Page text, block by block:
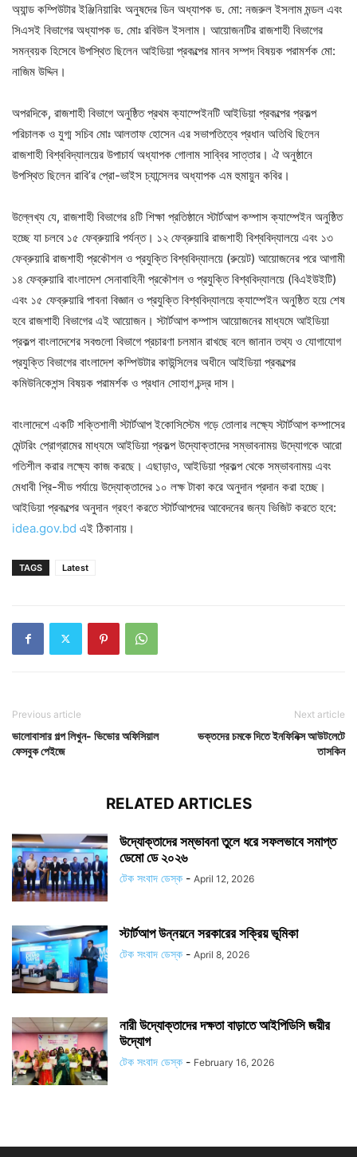
অ্যান্ড কম্পিউটার ইঞ্জিনিয়ারিং অনুষদের ডিন অধ্যাপক ড. মো: নজরুল ইসলাম মন্ডল এবং
সিএসই বিভাগের অধ্যাপক ড. মোঃ রবিউল ইসলাম। আয়োজনটির রাজশাহী বিভাগের
সমন্বয়ক হিসেবে উপস্থিত ছিলেন আইডিয়া প্রকল্পের মানব সম্পদ বিষয়ক পরামর্শক মো:
নাজিম উদ্দিন।
অপরদিকে, রাজশাহী বিভাগে অনুষ্ঠিত প্রথম ক্যাম্পেইনটি আইডিয়া প্রকল্পের প্রকল্প
পরিচালক ও যুগ্ম সচিব মোঃ আলতাফ হোসেন এর সভাপতিত্বে প্রধান অতিথি ছিলেন
রাজশাহী বিশ্ববিদ্যালয়ের উপাচার্য অধ্যাপক গোলাম সাব্বির সাত্তার। ঐ অনুষ্ঠানে
উপস্থিত ছিলেন রাবি’র প্রো-ভাইস চ্যান্সেলর অধ্যাপক এম হুমায়ুন কবির।
উল্লেখ্য যে, রাজশাহী বিভাগের ৪টি শিক্ষা প্রতিষ্ঠানে স্টার্টআপ কম্পাস ক্যাম্পেইন অনুষ্ঠিত
হচ্ছে যা চলবে ১৫ ফেব্রুয়ারি পর্যন্ত। ১২ ফেব্রুয়ারি রাজশাহী বিশ্ববিদ্যালয়ে এবং ১৩
ফেব্রুয়ারি রাজশাহী প্রকৌশল ও প্রযুক্তি বিশ্ববিদ্যালয়ে (রুয়েট) আয়োজনের পরে আগামী
১৪ ফেব্রুয়ারি বাংলাদেশ সেনাবাহিনী প্রকৌশল ও প্রযুক্তি বিশ্ববিদ্যালয়ে (বিএইউইটি)
এবং ১৫ ফেব্রুয়ারি পাবনা বিজ্ঞান ও প্রযুক্তি বিশ্ববিদ্যালয়ে ক্যাম্পেইন অনুষ্ঠিত হয়ে শেষ
হবে রাজশাহী বিভাগের এই আয়োজন। স্টার্টআপ কম্পাস আয়োজনের মাধ্যমে আইডিয়া
প্রকল্প বাংলাদেশের সবগুলো বিভাগে প্রচারণা চলমান রাখছে বলে জানান তথ্য ও যোগাযোগ
প্রযুক্তি বিভাগের বাংলাদেশ কম্পিউটার কাউন্সিলের অধীনে আইডিয়া প্রকল্পের
কমিউনিকেশন্স বিষয়ক পরামর্শক ও প্রধান সোহাগ চন্দ্র দাস।
বাংলাদেশে একটি শক্তিশালী স্টার্টআপ ইকোসিস্টেম গড়ে তোলার লক্ষ্যে স্টার্টআপ কম্পাসের
মেন্টরিং প্রোগ্রামের মাধ্যমে আইডিয়া প্রকল্প উদ্যোক্তাদের সম্ভাবনাময় উদ্যোগকে আরো
গতিশীল করার লক্ষ্যে কাজ করছে। এছাড়াও, আইডিয়া প্রকল্প থেকে সম্ভাবনাময় এবং
মেধাবী প্রি-সীড পর্যায়ে উদ্যোক্তাদের ১০ লক্ষ টাকা করে অনুদান প্রদান করা হচ্ছে।
আইডিয়া প্রকল্পের অনুদান গ্রহণ করতে স্টার্টআপদের আবেদনের জন্য ভিজিট করতে হবে:
idea.gov.bd এই ঠিকানায়।
TAGS Latest
Previous article
ভালোবাসার গল্প লিখুন- ভিভোর অফিসিয়াল
ফেসবুক পেইজে
Next article
ভক্তদের চমকে দিতে ইনফিনিক্স আউটলেটে
তাসকিন
RELATED ARTICLES
উদ্যোক্তাদের সম্ভাবনা তুলে ধরে সফলভাবে সমাপ্ত
ডেমো ডে ২০২৬
টেক সংবাদ ডেস্ক - April 12, 2026
স্টার্টআপ উন্নয়নে সরকারের সক্রিয় ভূমিকা
টেক সংবাদ ডেস্ক - April 8, 2026
নারী উদ্যোক্তাদের দক্ষতা বাড়াতে আইপিডিসি জয়ীর
উদ্যোগ
টেক সংবাদ ডেস্ক - February 16, 2026